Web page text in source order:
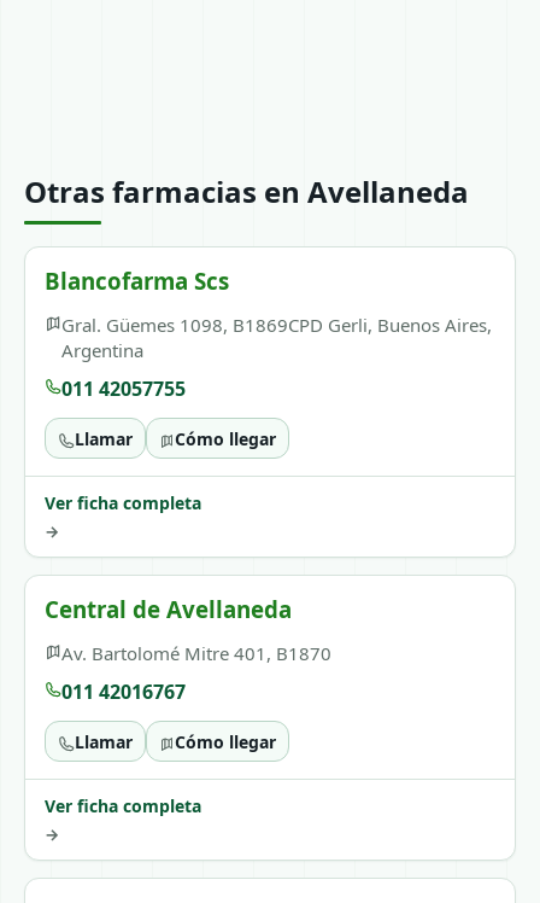
Otras farmacias en Avellaneda
Blancofarma Scs
Gral. Güemes 1098, B1869CPD Gerli, Buenos Aires,
Argentina
011 42057755
Llamar Cómo llegar
Ver ficha completa
→
Central de Avellaneda
Av. Bartolomé Mitre 401, B1870
011 42016767
Llamar Cómo llegar
Ver ficha completa
→